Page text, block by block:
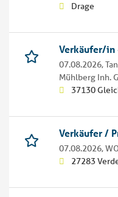
Drage
Verkäufer/in
07.08.2026,
Mühlberg Inh.
37130
Verkäufer /
07.08.2026,
27283